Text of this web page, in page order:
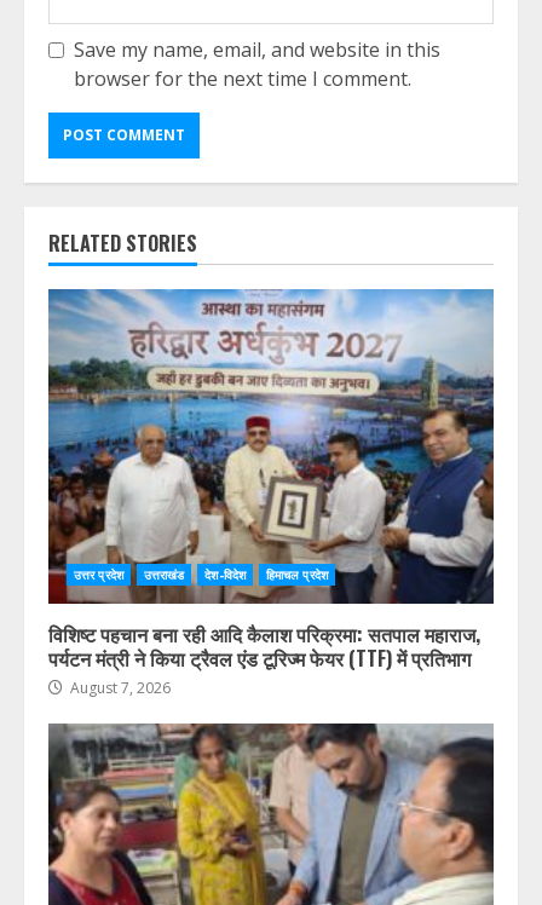
Save my name, email, and website in this
browser for the next time I comment.
RELATED STORIES
उत्तर प्रदेश उत्तराखंड देश-विदेश हिमाचल प्रदेश
विशिष्ट पहचान बना रही आदि कैलाश परिक्रमा: सतपाल महाराज,
पर्यटन मंत्री ने किया ट्रैवल एंड टूरिज्म फेयर (TTF) में प्रतिभाग
August 7, 2026